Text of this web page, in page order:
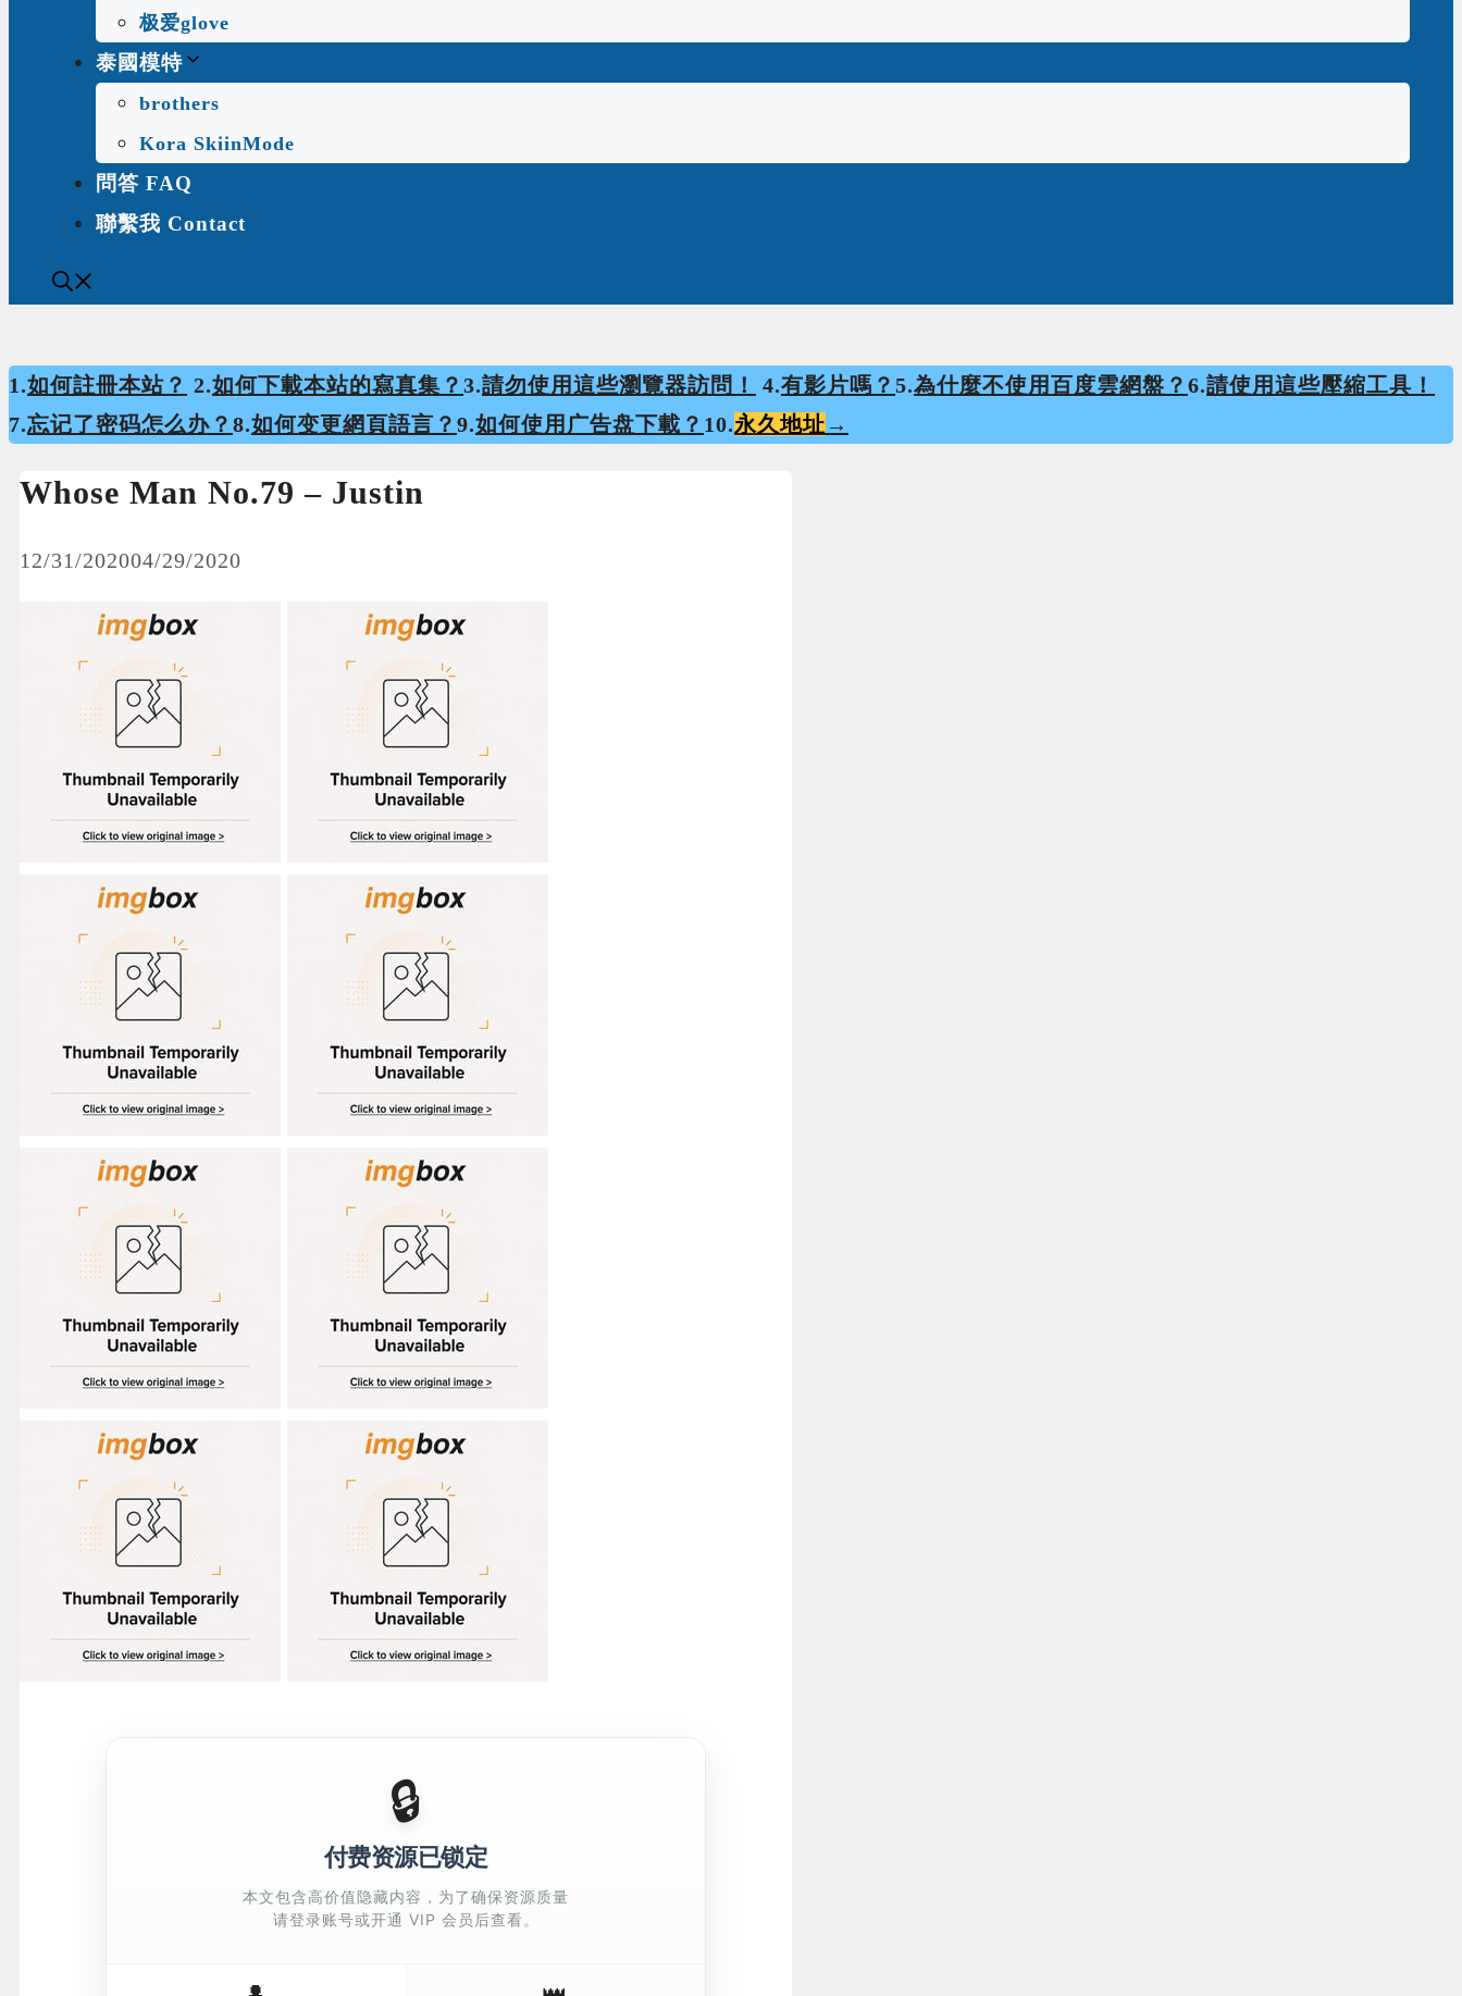
极爱glove
泰國模特
brothers
Kora SkiinMode
問答 FAQ
聯繫我 Contact
1.如何註冊本站？ 2.如何下載本站的寫真集？ 3.請勿使用這些瀏覽器訪問！ 4.有影片嗎？ 5.為什麼不使用百度雲網盤？ 6.請使用這些壓縮工具！
7.忘记了密码怎么办？ 8.如何变更網頁語言？ 9.如何使用广告盘下載？ 10.永久地址 →
Whose Man No.79 – Justin
12/31/202004/29/2020
🔒
付费资源已锁定
本文包含高价值隐藏内容，为了确保资源质量
请登录账号或开通 VIP 会员后查看。